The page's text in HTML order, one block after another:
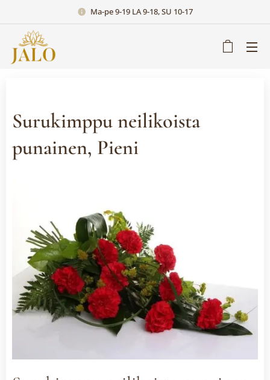
Ma-pe 9-19 LA 9-18, SU 10-17
Surukimppu neilikoista
punainen, Pieni